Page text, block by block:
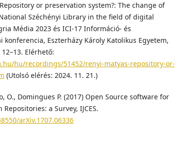
or preservation system?: The change of
Széchényi Library in the field of digital
Média 2023 és ICI-17 Információ- és
konferencia, Eszterházy Károly Katolikus Egyetem,
Elérhető:
hu/recordings/51452/renyi-matyas-repository-or-
(Utolsó elérés: 2024. 11. 21.)
O., Domingues P. (2017) Open Source software for
a Survey, IJCES.
arXiv.1707.06336